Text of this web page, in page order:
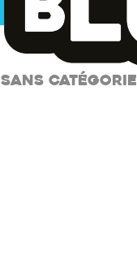
Sans catégorie